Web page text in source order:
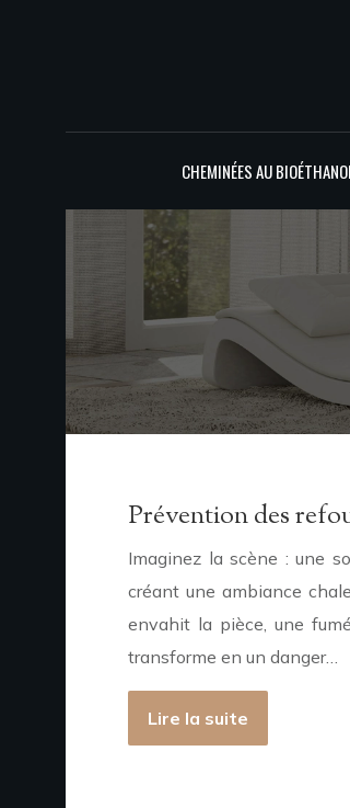
CHEMINÉES AU
Prévention des
Imaginez la scène : une
créant une ambiance
envahit la pièce, une
transforme en un danger…
Lire la suite